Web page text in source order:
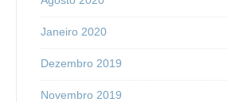
Janeiro 2020
Dezembro 2019
Novembro 2019